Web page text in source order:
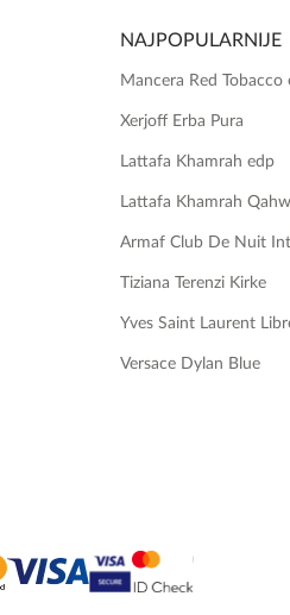
NAJPOPULARNIJE
Mancera Red Tobacco
Xerjoff Erba Pura
Lattafa Khamrah edp
Lattafa Khamrah
Armaf Club De Nuit
Tiziana Terenzi Kirke
Yves Saint Laurent
Versace Dylan Blue